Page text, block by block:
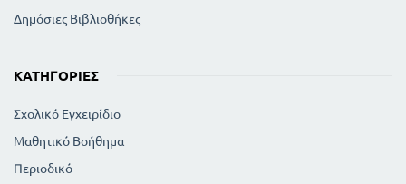
Δημόσιες Βιβλιοθήκες
ΚΑΤΗΓΟΡΊΕΣ
Σχολικό Εγχειρίδιο
Μαθητικό Βοήθημα
Περιοδικό